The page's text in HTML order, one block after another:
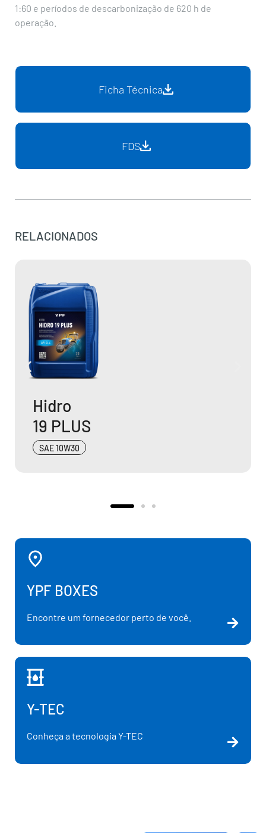
1:60 e períodos de descarbonização de 620 h de
operação.
Ficha Técnica
FDS
RELACIONADOS
FT Super
40
SAE 40
YPF BOXES
Encontre um fornecedor perto de você.
Y-TEC
Conheça a tecnologia Y-TEC